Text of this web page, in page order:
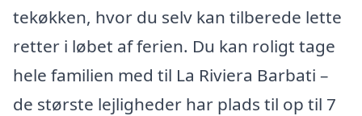
tekøkken, hvor du selv kan tilberede lette
retter i løbet af ferien. Du kan roligt tage
hele familien med til La Riviera Barbati –
de største lejligheder har plads til op til 7